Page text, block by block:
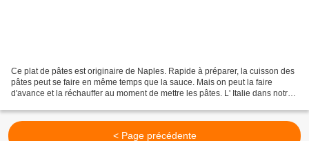
Ce plat de pâtes est originaire de Naples. Rapide à préparer, la cuisson des
pâtes peut se faire en même temps que la sauce. Mais on peut la faire
d'avance et la réchauffer au moment de mettre les pâtes. L' Italie dans notre
< Page précédente